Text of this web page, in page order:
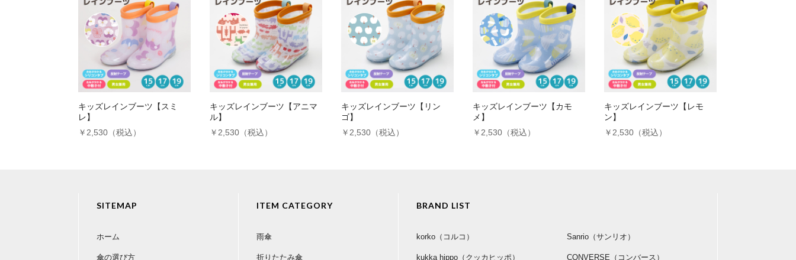
キッズレインブーツ【スミ
レ】
￥2,530（税込）
キッズレインブーツ【アニマ
ル】
￥2,530（税込）
キッズレインブーツ【リン
ゴ】
￥2,530（税込）
キッズレインブーツ【カモ
メ】
￥2,530（税込）
キッズレインブーツ【レモ
ン】
￥2,530（税込）
SITEMAP
ホーム
傘の選び方
ITEM CATEGORY
雨傘
折りたたみ傘
BRAND LIST
korko（コルコ）
kukka hippo（クッカヒッポ）
Sanrio（サンリオ）
CONVERSE（コンバース）